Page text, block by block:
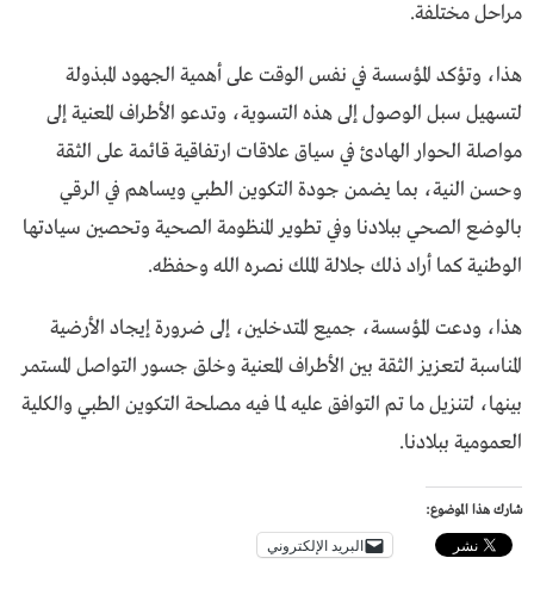
مراحل مختلفة.
هذا، وتؤكد المؤسسة في نفس الوقت على أهمية الجهود المبذولة
لتسهيل سبل الوصول إلى هذه التسوية، وتدعو الأطراف المعنية إلى
مواصلة الحوار الهادئ في سياق علاقات ارتفاقية قائمة على الثقة
وحسن النية، بما يضمن جودة التكوين الطبي ويساهم في الرقي
بالوضع الصحي ببلادنا وفي تطوير المنظومة الصحية وتحصين سيادتها
الوطنية كما أراد ذلك جلالة الملك نصره الله وحفظه.
هذا، ودعت المؤسسة، جميع المتدخلين، إلى ضرورة إيجاد الأرضية
المناسبة لتعزيز الثقة بين الأطراف المعنية وخلق جسور التواصل المستمر
بينها، لتنزيل ما تم التوافق عليه لما فيه مصلحة التكوين الطبي والكلية
العمومية ببلادنا.
شارك هذا الموضوع:
البريد الإلكتروني